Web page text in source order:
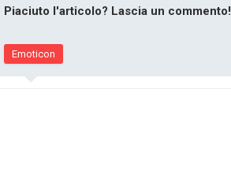
Piaciuto l'articolo? Lascia un commento!
Emoticon